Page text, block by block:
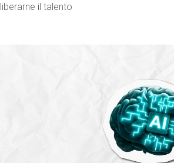
liberarne il talento